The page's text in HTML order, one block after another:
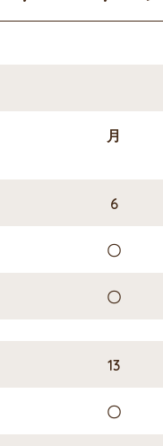
月
6
〇
〇
13
〇